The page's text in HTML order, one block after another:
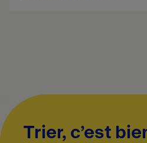
DolipraneLiquiz 1000 mg
du sodium et du propylène
Trier, c’est